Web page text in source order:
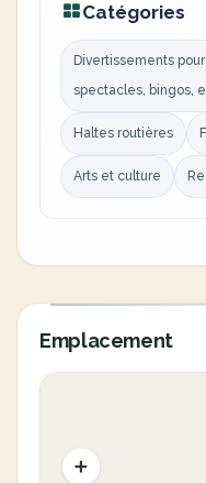
Catégories
Divertissements
spectacles, bingos,
Haltes routières
Arts et culture
Emplacement